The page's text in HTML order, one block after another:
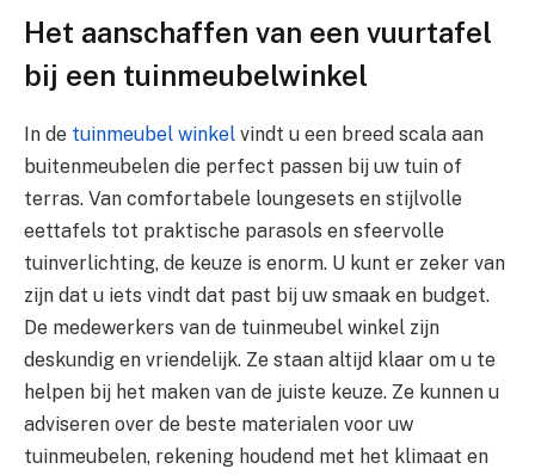
Het aanschaffen van een vuurtafel
bij een tuinmeubelwinkel
In de tuinmeubel winkel vindt u een breed scala aan
buitenmeubelen die perfect passen bij uw tuin of
terras. Van comfortabele loungesets en stijlvolle
eettafels tot praktische parasols en sfeervolle
tuinverlichting, de keuze is enorm. U kunt er zeker van
zijn dat u iets vindt dat past bij uw smaak en budget.
De medewerkers van de tuinmeubel winkel zijn
deskundig en vriendelijk. Ze staan altijd klaar om u te
helpen bij het maken van de juiste keuze. Ze kunnen u
adviseren over de beste materialen voor uw
tuinmeubelen, rekening houdend met het klimaat en